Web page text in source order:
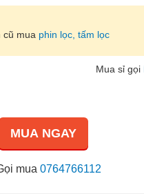
cũ mua phin lọc, tấm lọc
Mua sỉ gọi
MUA NGAY
mua 0764766112